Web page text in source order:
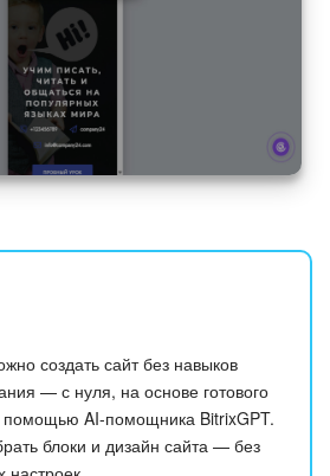
создать сайт без навыков
— с нуля, на основе готового
AI-помощника BitrixGPT.
блоки и дизайн сайта — без